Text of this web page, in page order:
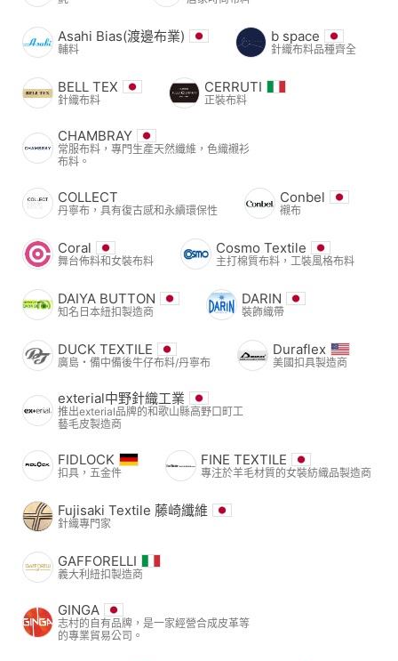
Asahi Bias(渡邊布業)
輔料
b space
針織布料品種齊全
BELL TEX
針織布料
CERRUTI
正裝布料
CHAMBRAY
常服布料，專門生產天然纖維，色織襯衫
布料。
COLLECT
丹寧布，具有復古感和永續環保性
Conbel
襯布
Coral
舞台佈料和女裝布料
Cosmo Textile
主打棉質布料，工裝風格布料
DAIYA BUTTON
知名日本紐扣製造商
DARIN
裝飾織帶
DUCK TEXTILE
廣島・備中備後牛仔布料/丹寧布
Duraflex
美國扣具製造商
exterial中野針織工業
推出exterial品牌的和歌山縣高野口町工
藝毛皮製造商
FIDLOCK
扣具，五金件
FINE TEXTILE
專注於羊毛材質的女裝紡織品製造商
Fujisaki Textile 藤崎纖維
針織專門家
GAFFORELLI
義大利紐扣製造商
GINGA
志村的自有品牌，是一家經營合成皮革等
的專業貿易公司。